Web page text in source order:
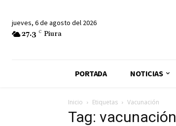
jueves, 6 de agosto del 2026
27.3 C Piura
PORTADA NOTICIAS
Inicio Etiquetas Vacunación
Tag: vacunación